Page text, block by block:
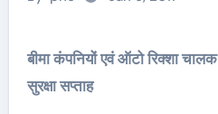
बीमा कंपनियों एवं ऑटो रिक्शा चालक संघों के साथ मनाएगा सड़क
सुरक्षा सप्ताह